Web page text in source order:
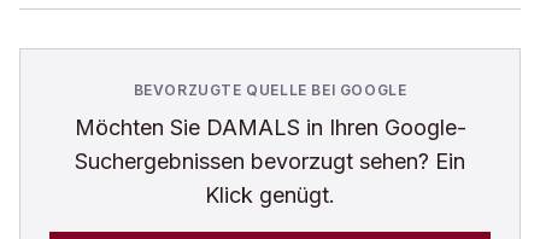
BEVORZUGTE QUELLE BEI GOOGLE
Möchten Sie DAMALS in Ihren Google-
Suchergebnissen bevorzugt sehen? Ein
Klick genügt.